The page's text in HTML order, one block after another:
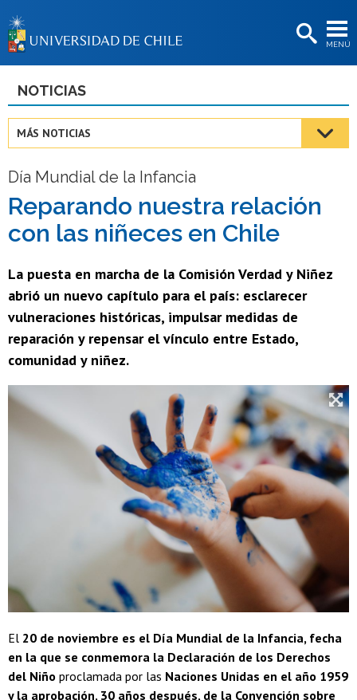
MENÚ
BIBLIOTECAS
Estudiantes
Académicas/os
Funcionarias/os
Egresadas/os
NOTICIAS
MÁS NOTICIAS
Día Mundial de la Infancia
Reparando nuestra relación
con las niñeces en Chile
La puesta en marcha de la Comisión Verdad y Niñez
abrió un nuevo capítulo para el país: esclarecer
vulneraciones históricas, impulsar medidas de
reparación y repensar el vínculo entre Estado,
comunidad y niñez.
El 20 de noviembre es el Día Mundial de la Infancia, fecha
en la que se conmemora la Declaración de los Derechos
del Niño proclamada por las Naciones Unidas en el año 1959
y la aprobación, 30 años después, de la Convención sobre